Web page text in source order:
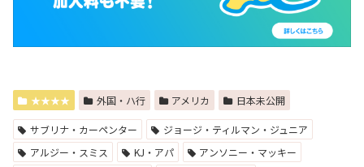
★★★★ 外国・ハ行 アメリカ 日本未公開
サブリナ・カーペンター
ジョージ・ティルマン・ジュニア
アルジー・スミス
KJ・アパ
アンソニー・マッキー